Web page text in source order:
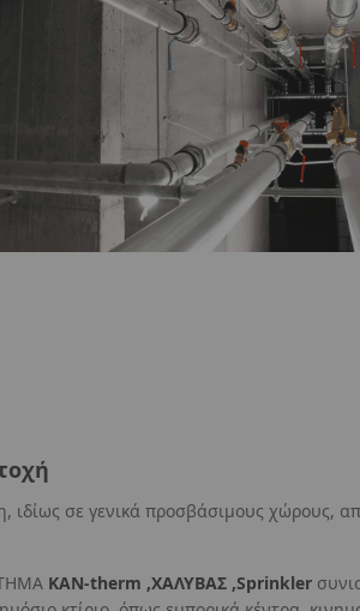
ιδίως σε γενικά προσβάσιμους χώρους,
KAN-therm ,ΧΑΛΥΒΑΣ ,Sprinkler